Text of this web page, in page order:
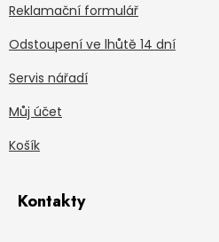
Reklamační formulář
Odstoupení ve lhůtě 14 dní
Servis nářadí
Můj účet
Košík
Kontakty